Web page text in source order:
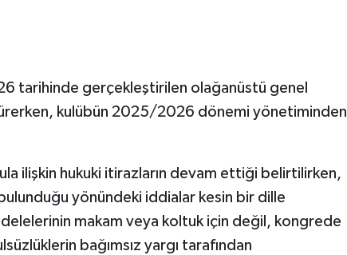
tarihinde gerçekleştirilen olağanüstü genel
kulübün 2025/2026 dönemi yönetiminden
ilişkin hukuki itirazların devam ettiği belirtilirken,
yönündeki iddialar kesin bir dille
makam veya koltuk için değil, kongrede
bağımsız yargı tarafından